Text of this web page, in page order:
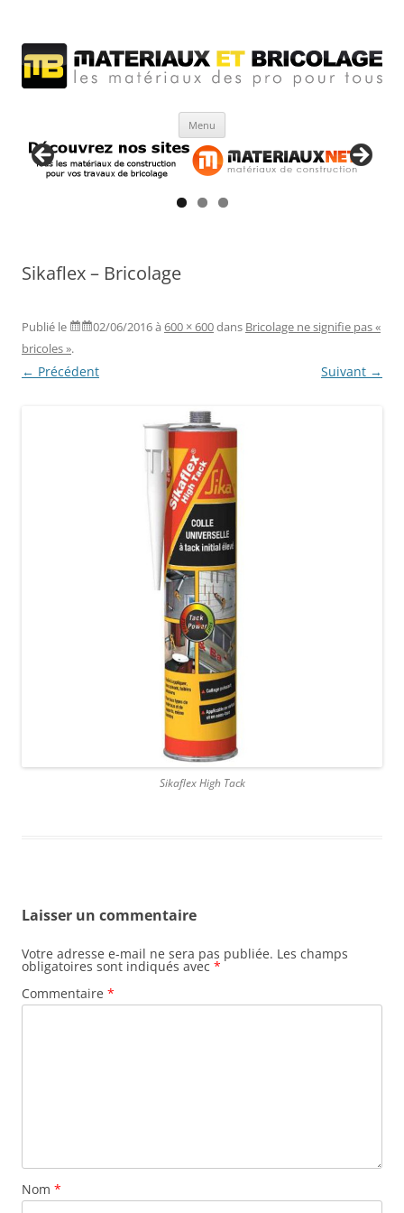
Menu
Sikaflex – Bricolage
Publié le 02/06/2016à 600 × 600dans Bricolage ne signifie pas «
bricoles ».
← Précédent Suivant →
Sikaflex High Tack
Laisser un commentaire
Votre adresse e-mail ne sera pas publiée. Les champs
obligatoires sont indiqués avec *
Commentaire *
Nom *